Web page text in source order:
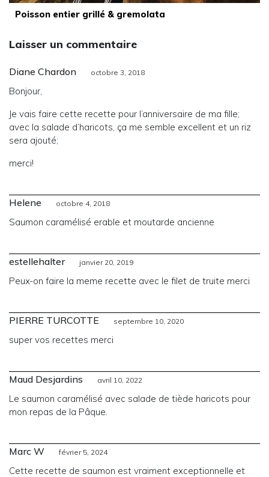
Poisson entier grillé & gremolata
Laisser un commentaire
Diane Chardon octobre 3, 2018
Bonjour,
Je vais faire cette recette pour l’anniversaire de ma fille;
avec la salade d’haricots, ça me semble excellent et un riz
sera ajouté;
merci!
Helene octobre 4, 2018
Saumon caramélisé erable et moutarde ancienne
estellehalter janvier 20, 2019
Peux-on faire la meme recette avec le filet de truite merci
PIERRE TURCOTTE septembre 10, 2020
super vos recettes merci
Maud Desjardins avril 10, 2022
Le saumon caramélisé avec salade de tiède haricots pour
mon repas de la Pâque.
Marc W février 5, 2024
Cette recette de saumon est vraiment exceptionnelle et